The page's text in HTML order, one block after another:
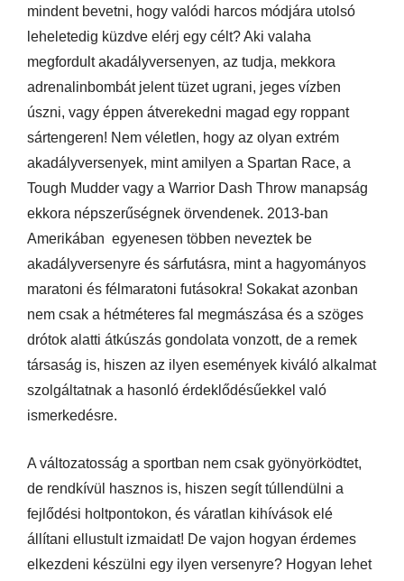
mindent bevetni, hogy valódi harcos módjára utolsó
leheletedig küzdve elérj egy célt? Aki valaha
megfordult akadályversenyen, az tudja, mekkora
adrenalinbombát jelent tüzet ugrani, jeges vízben
úszni, vagy éppen átverekedni magad egy roppant
sártengeren! Nem véletlen, hogy az olyan extrém
akadályversenyek, mint amilyen a Spartan Race, a
Tough Mudder vagy a Warrior Dash Throw manapság
ekkora népszerűségnek örvendenek. 2013-ban
Amerikában egyenesen többen neveztek be
akadályversenyre és sárfutásra, mint a hagyományos
maratoni és félmaratoni futásokra! Sokakat azonban
nem csak a hétméteres fal megmászása és a szöges
drótok alatti átkúszás gondolata vonzott, de a remek
társaság is, hiszen az ilyen események kiváló alkalmat
szolgáltatnak a hasonló érdeklődésűekkel való
ismerkedésre.
A változatosság a sportban nem csak gyönyörködtet,
de rendkívül hasznos is, hiszen segít túllendülni a
fejlődési holtpontokon, és váratlan kihívások elé
állítani ellustult izmaidat! De vajon hogyan érdemes
elkezdeni készülni egy ilyen versenyre? Hogyan lehet